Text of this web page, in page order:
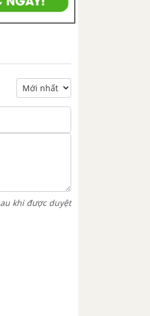
khi được duyệt